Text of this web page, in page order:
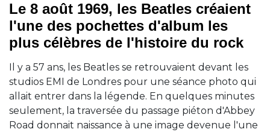
Le 8 août 1969, les Beatles créaient
l'une des pochettes d'album les
plus célèbres de l'histoire du rock
Il y a 57 ans, les Beatles se retrouvaient devant les
studios EMI de Londres pour une séance photo qui
allait entrer dans la légende. En quelques minutes
seulement, la traversée du passage piéton d'Abbey
Road donnait naissance à une image devenue l'une